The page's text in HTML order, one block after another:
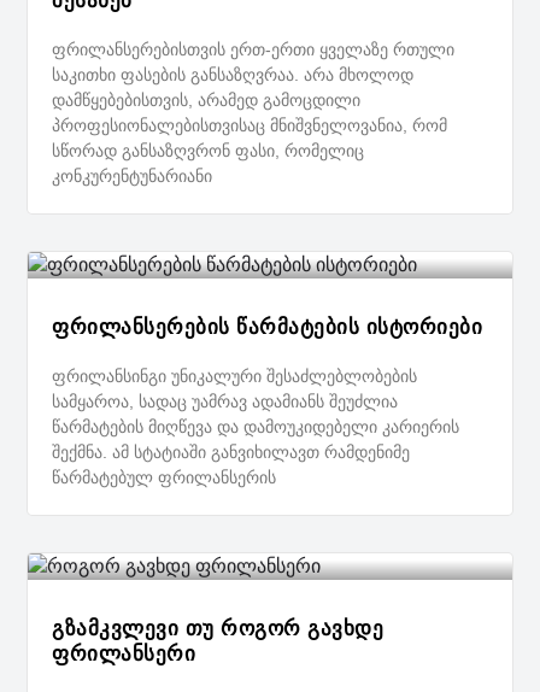
ფრილანსერებისთვის ერთ-ერთი ყველაზე რთული
საკითხი ფასების განსაზღვრაა. არა მხოლოდ
დამწყებებისთვის, არამედ გამოცდილი
პროფესიონალებისთვისაც მნიშვნელოვანია, რომ
სწორად განსაზღვრონ ფასი, რომელიც
კონკურენტუნარიანი
ფრილანსერების წარმატების ისტორიები
ფრილანსინგი უნიკალური შესაძლებლობების
სამყაროა, სადაც უამრავ ადამიანს შეუძლია
წარმატების მიღწევა და დამოუკიდებელი კარიერის
შექმნა. ამ სტატიაში განვიხილავთ რამდენიმე
წარმატებულ ფრილანსერის
გზამკვლევი თუ როგორ გავხდე
ფრილანსერი